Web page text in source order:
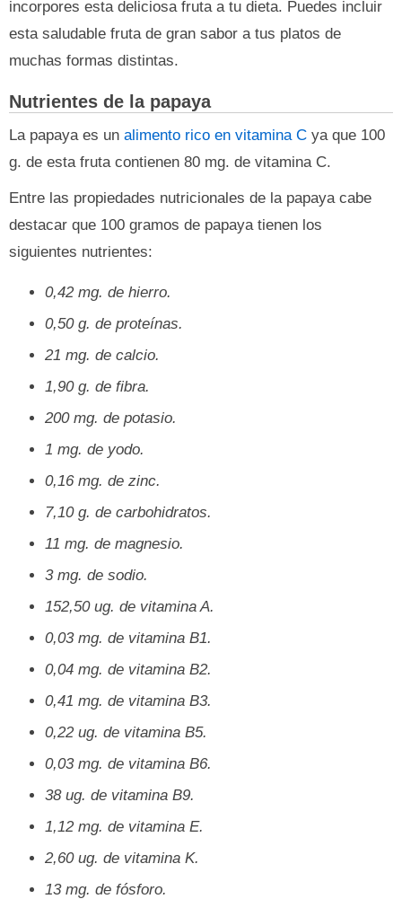
incorpores esta deliciosa fruta a tu dieta. Puedes incluir
esta saludable fruta de gran sabor a tus platos de
muchas formas distintas.
Nutrientes de la papaya
La papaya es un alimento rico en vitamina C ya que 100
g. de esta fruta contienen 80 mg. de vitamina C.
Entre las propiedades nutricionales de la papaya cabe
destacar que 100 gramos de papaya tienen los
siguientes nutrientes:
0,42 mg. de hierro.
0,50 g. de proteínas.
21 mg. de calcio.
1,90 g. de fibra.
200 mg. de potasio.
1 mg. de yodo.
0,16 mg. de zinc.
7,10 g. de carbohidratos.
11 mg. de magnesio.
3 mg. de sodio.
152,50 ug. de vitamina A.
0,03 mg. de vitamina B1.
0,04 mg. de vitamina B2.
0,41 mg. de vitamina B3.
0,22 ug. de vitamina B5.
0,03 mg. de vitamina B6.
38 ug. de vitamina B9.
1,12 mg. de vitamina E.
2,60 ug. de vitamina K.
13 mg. de fósforo.